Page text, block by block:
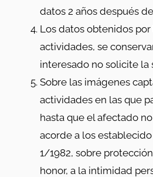
datos 2 años después
Los datos obtenidos
actividades, se
interesado no solicite la
Sobre las imágenes
actividades en las que
hasta que el afectado
acorde a los
1/1982, sobre
honor, a la intimidad